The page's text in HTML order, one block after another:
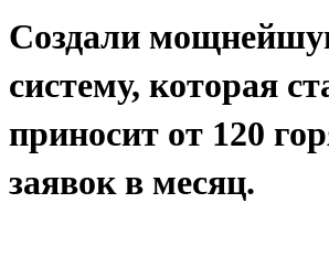
Создали
систему, которая
приносит от 120
заявок в месяц.